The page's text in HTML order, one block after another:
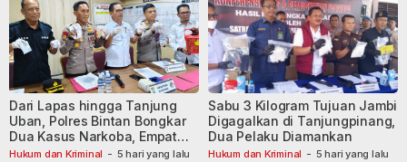
Hukum dan Kriminal - 5 hari yang lalu
Dari Lapas hingga Tanjung
Uban, Polres Bintan Bongkar
Dua Kasus Narkoba, Empat
Tersangka Dibekuk
Hukum dan Kriminal - 5 hari yang lalu
Sabu 3 Kilogram Tujuan Jambi
Digagalkan di Tanjungpinang,
Dua Pelaku Diamankan